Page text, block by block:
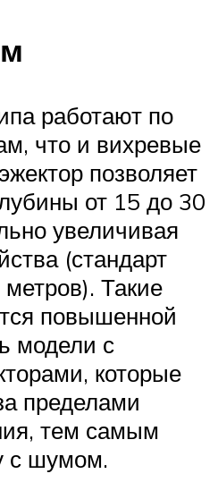
работают по
что и вихревые
позволяет
от 15 до 30
увеличивая
(стандарт
Такие
повышенной
модели с
которые
пределами
тем самым
с шумом.